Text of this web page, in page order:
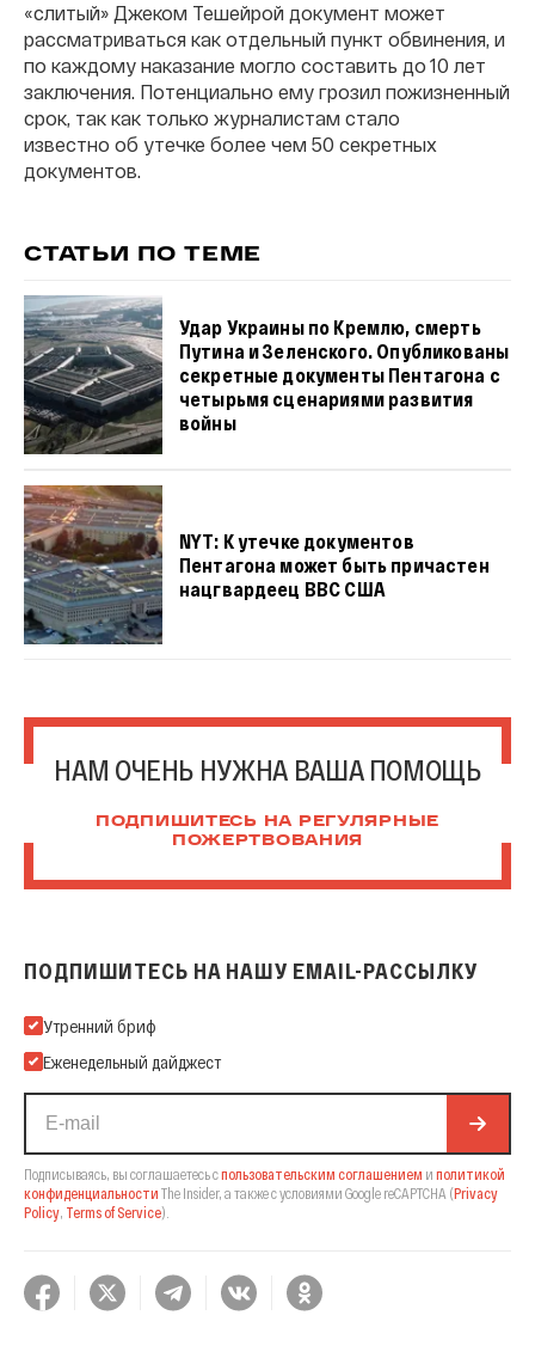
«слитый» Джеком Тешейрой документ может
рассматриваться как отдельный пункт обвинения, и
по каждому наказание могло составить до 10 лет
заключения. Потенциально ему грозил пожизненный
срок, так как только журналистам стало
известно об утечке более чем 50 секретных
документов.
СТАТЬИ ПО ТЕМЕ
Удар Украины по Кремлю, смерть
Путина и Зеленского. Опубликованы
секретные документы Пентагона с
четырьмя сценариями развития
войны
NYT: К утечке документов
Пентагона может быть причастен
нацгвардеец ВВС США
НАМ ОЧЕНЬ НУЖНА ВАША ПОМОЩЬ
ПОДПИШИТЕСЬ НА РЕГУЛЯРНЫЕ
ПОЖЕРТВОВАНИЯ
ПОДПИШИТЕСЬ НА НАШУ EMAIL-РАССЫЛКУ
Подпишитесь на нашу Email-рассылку
Утренний бриф
Еженедельный дайджест
Подписываясь, вы соглашаетесь спользовательским соглашением и политикой
конфиденциальности The Insider, а также с условиями Google reCAPTCHA (Privacy
Policy, Terms of Service).